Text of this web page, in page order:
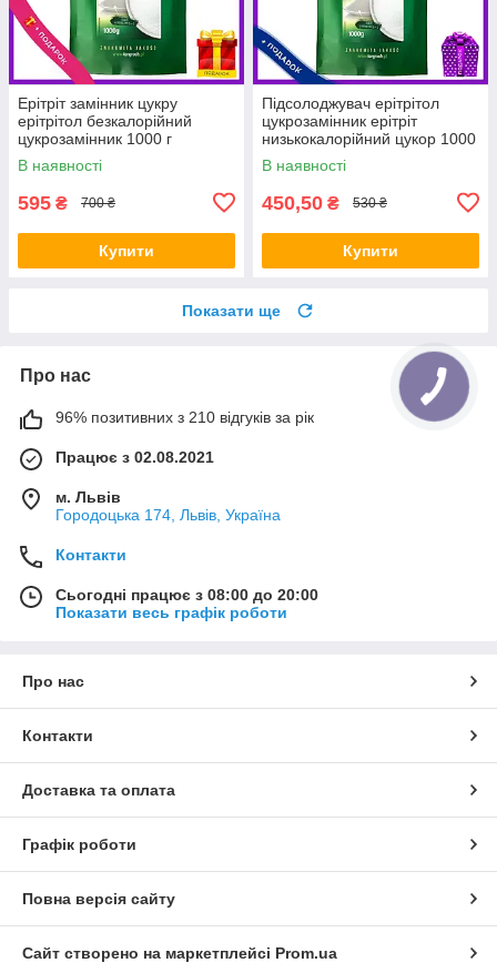
Ерітріт замінник цукру
ерітрітол безкалорійний
цукрозамінник 1000 г
Targroch
В наявності
595 ₴ 700 ₴
Купити
Підсолоджувач ерітрітол
цукрозамінник ерітріт
низькокалорійний цукор 1000
г Targroch
В наявності
450,50 ₴ 530 ₴
Купити
Показати ще
Про нас
96% позитивних з 210 відгуків за рік
Працює з 02.08.2021
м. Львів
Городоцька 174, Львів, Україна
Контакти
Сьогодні працює з 08:00 до 20:00
Показати весь графік роботи
Про нас
Контакти
Доставка та оплата
Графік роботи
Повна версія сайту
Сайт створено на маркетплейсі Prom.ua